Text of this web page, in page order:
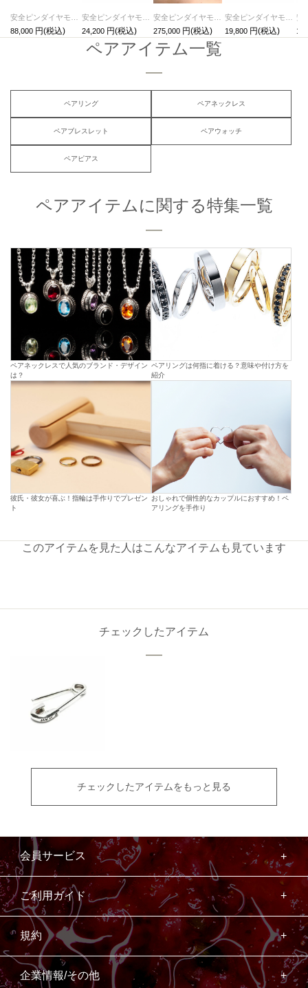
88,000
24,200
275,000
19,800
ペアアイテム一覧
ペアリング ペアネックレス
ペアブレスレット ペアウォッチ
ペアピアス
ペアアイテムに関する特集一覧
ペアネックレスで人気のブランド・デザイン
は？
ペアリングは何指に着ける？意味や付け方を
紹介
彼氏・彼女が喜ぶ！指輪は手作りでプレゼン
ト
おしゃれで個性的なカップルにおすすめ！ペ
アリングを手作り
このアイテムを見た人はこんなアイテムも見ています
チェックしたアイテム
チェックしたアイテムをもっと見る
会員サービス
ご利用ガイド
規約
企業情報/その他